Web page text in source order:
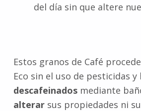
del día sin que altere
Estos granos de Café
Eco sin el uso de pesticidas y
descafeinados mediante
alterarsus propiedades ni